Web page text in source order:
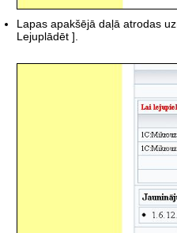
Lapas apakšējā daļā atrodas
Lejuplādēt ].